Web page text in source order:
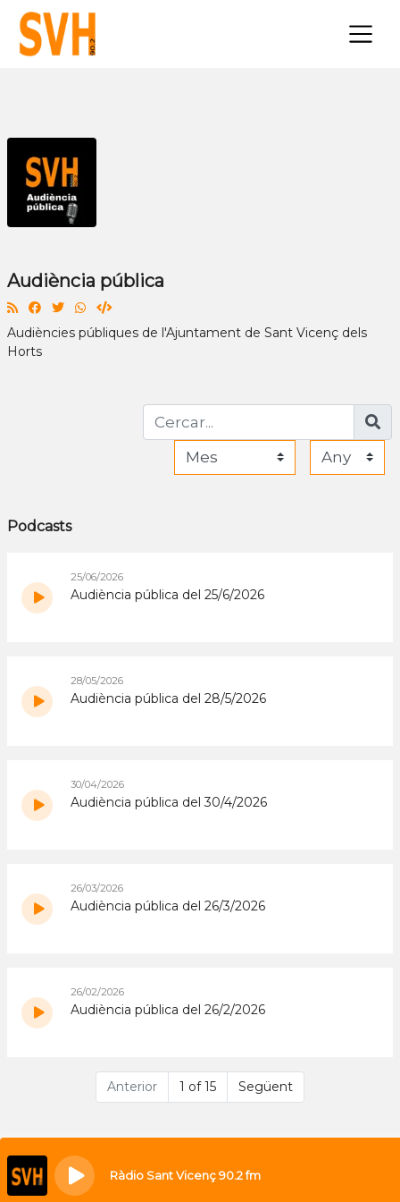
×
Audiència pública
Audiències públiques de l'Ajuntament de Sant Vicenç dels
Horts
Podcasts
25/06/2026
Audiència pública del 25/6/2026
28/05/2026
Audiència pública del 28/5/2026
30/04/2026
Audiència pública del 30/4/2026
26/03/2026
Audiència pública del 26/3/2026
26/02/2026
Audiència pública del 26/2/2026
Anterior 1 of 15 Següent
Ràdio Sant Vicenç 90.2 fm